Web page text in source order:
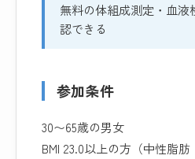
無料の体組成測定・血液
認できる
参加条件
30〜65歳の男女
BMI 23.0以上の方（中性脂